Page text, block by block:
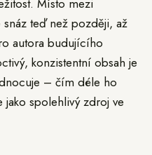
Místo mezi
teď než později, až
autora budujícího
konzistentní obsah je
– čím déle ho
spolehlivý zdroj ve